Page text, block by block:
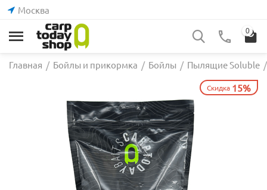
Москва
0
Главная / Бойлы и прикормка / Бойлы / Пылящие Soluble /
Скидка 15%